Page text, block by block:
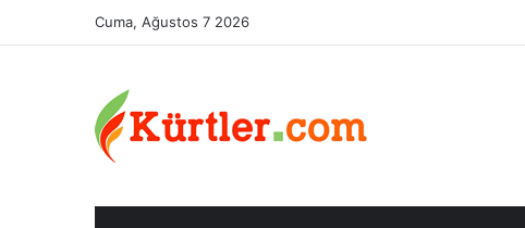
Cuma, Ağustos 7 2026